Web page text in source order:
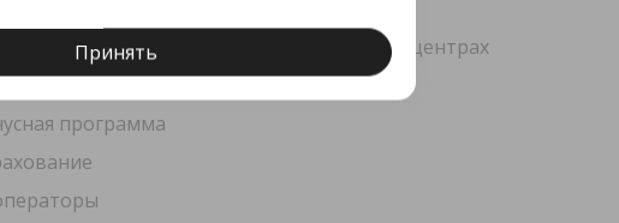
in
программа
О дилерских центрах
О BELGEE
Принять